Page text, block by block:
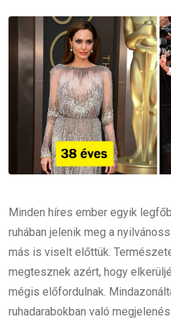
Minden híres ember egyik
ruhában jelenik meg a
más is viselt előttük.
megtesznek azért, hogy
mégis előfordulnak.
ruhadarabokban való